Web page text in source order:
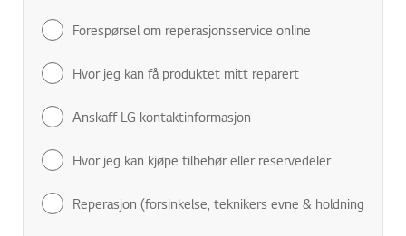
Forespørsel om reperasjonsservice online
Hvor jeg kan få produktet mitt reparert
Anskaff LG kontaktinformasjon
Hvor jeg kan kjøpe tilbehør eller reservedeler
Reperasjon (forsinkelse, teknikers evne & holdning